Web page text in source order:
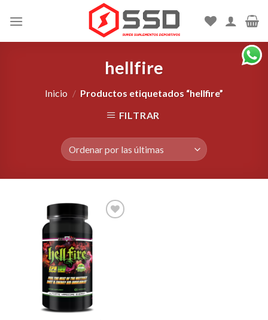
hellfire
Inicio / Productos etiquetados “hellfire”
FILTRAR